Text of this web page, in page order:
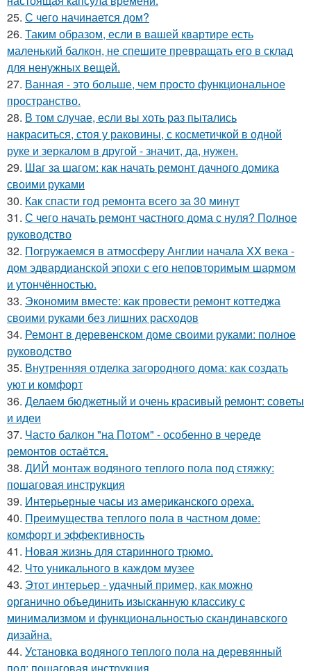
25. С чего начинается дом?
26. Таким образом, если в вашей квартире есть
маленький балкон, не спешите превращать его в склад
для ненужных вещей.
27. Ванная - это больше, чем просто функциональное
пространство.
28. В том случае, если вы хоть раз пытались
накраситься, стоя у раковины, с косметичкой в одной
руке и зеркалом в другой - значит, да, нужен.
29. Шаг за шагом: как начать ремонт дачного домика
своими руками
30. Как спасти год ремонта всего за 30 минут
31. С чего начать ремонт частного дома с нуля? Полное
руководство
32. Погружаемся в атмосферу Англии начала XX века -
дом эдвардианской эпохи с его неповторимым шармом
и утончённостью.
33. Экономим вместе: как провести ремонт коттеджа
своими руками без лишних расходов
34. Ремонт в деревенском доме своими руками: полное
руководство
35. Внутренняя отделка загородного дома: как создать
уют и комфорт
36. Делаем бюджетный и очень красивый ремонт: советы
и идеи
37. Часто балкон "на Потом" - особенно в череде
ремонтов остаётся.
38. ДИЙ монтаж водяного теплого пола под стяжку:
пошаговая инструкция
39. Интерьерные часы из американского ореха.
40. Преимущества теплого пола в частном доме:
комфорт и эффективность
41. Новая жизнь для старинного трюмо.
42. Что уникального в каждом музее
43. Этот интерьер - удачный пример, как можно
органично объединить изысканную классику с
минимализмом и функциональностью скандинавского
дизайна.
44. Установка водяного теплого пола на деревянный